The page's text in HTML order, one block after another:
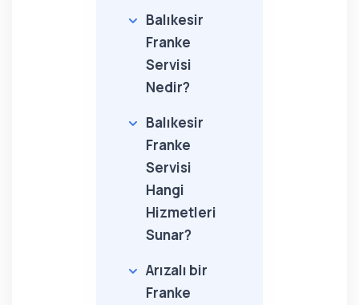
Balıkesir
Franke
Servisi
Nedir?
Balıkesir
Franke
Servisi
Hangi
Hizmetleri
Sunar?
Arızalı bir
Franke